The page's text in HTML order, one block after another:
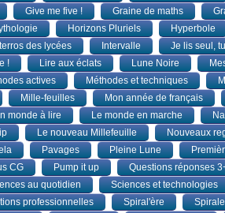
Give me five ! Graine de maths
Horizons Pluriels Hyperbole
des lycées Intervalle Je lis seul,
! Lire aux éclats Lune Noire
actives Méthodes et techniques
Mille-feuilles Mon année de français
monde à lire Le monde en marche
Le nouveau Millefeuille Nouveaux
Pavages Pleine Lune
CG Pump it up Questions réponses
au quotidien Sciences et technologies
professionnelles Spiral'ère